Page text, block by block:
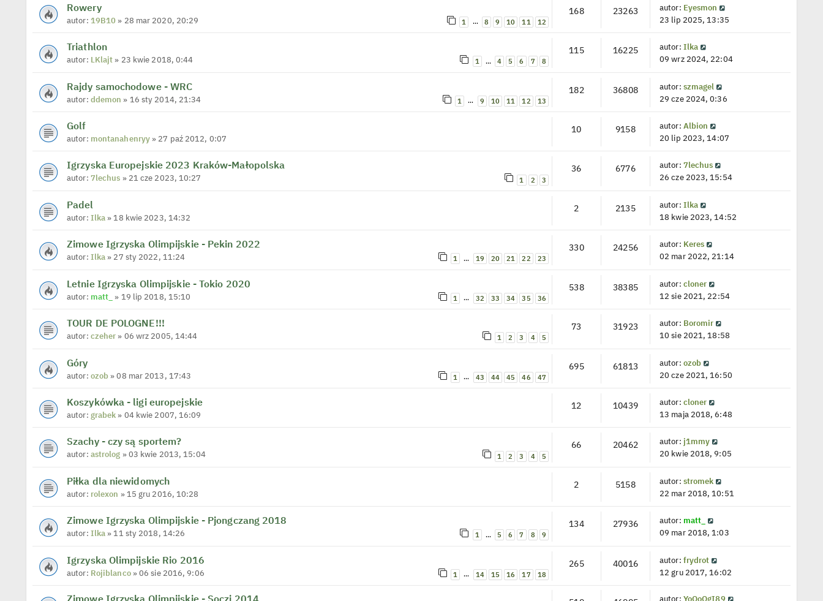
Rowery
autor: 19B10» 28 mar 2020, 20:29 1 … 8 9 10 11 12
168 23263 autor: Eyesmon
23 lip 2025, 13:35
Triathlon
autor: LKlajt» 23 kwie 2018, 0:44 1 … 4 5 6 7 8
115 16225 autor: Ilka
09 wrz 2024, 22:04
Rajdy samochodowe - WRC
autor: ddemon » 16 sty 2014, 21:34 1 … 9 10 11 12 13
182 36808 autor: szmagel
29 cze 2024, 0:36
Golf
autor: montanahenryy» 27 paź 2012, 0:07
10 9158 autor: Albion
20 lip 2023, 14:07
Igrzyska Europejskie 2023 Kraków-Małopolska
autor: 7lechus » 21 cze 2023, 10:27 1 2 3
36 6776 autor: 7lechus
26 cze 2023, 15:54
Padel
autor: Ilka» 18 kwie 2023, 14:32
2 2135 autor: Ilka
18 kwie 2023, 14:52
Zimowe Igrzyska Olimpijskie - Pekin 2022
autor: Ilka» 27 sty 2022, 11:24 1 … 19 20 21 22 23
330 24256 autor: Keres
02 mar 2022, 21:14
Letnie Igrzyska Olimpijskie - Tokio 2020
autor: matt_ » 19 lip 2018, 15:10 1 … 32 33 34 35 36
538 38385 autor: cloner
12 sie 2021, 22:54
TOUR DE POLOGNE!!!
autor: czeher» 06 wrz 2005, 14:44 1 2 3 4 5
73 31923 autor: Boromir
10 sie 2021, 18:58
Góry
autor: ozob» 08 mar 2013, 17:43 1 … 43 44 45 46 47
695 61813 autor: ozob
20 cze 2021, 16:50
Koszykówka - ligi europejskie
autor: grabek» 04 kwie 2007, 16:09
12 10439 autor: cloner
13 maja 2018, 6:48
Szachy - czy są sportem?
autor: astrolog » 03 kwie 2013, 15:04 1 2 3 4 5
66 20462 autor: j1mmy
20 kwie 2018, 9:05
Piłka dla niewidomych
autor: rolexon » 15 gru 2016, 10:28
2 5158 autor: stromek
22 mar 2018, 10:51
Zimowe Igrzyska Olimpijskie - Pjongczang 2018
autor: Ilka» 11 sty 2018, 14:26 1 … 5 6 7 8 9
134 27936 autor: matt_
09 mar 2018, 1:03
Igrzyska Olimpijskie Rio 2016
autor: Rojiblanco» 06 sie 2016, 9:06 1 … 14 15 16 17 18
265 40016 autor: frydrot
12 gru 2017, 16:02
autor: YoOoOgI89